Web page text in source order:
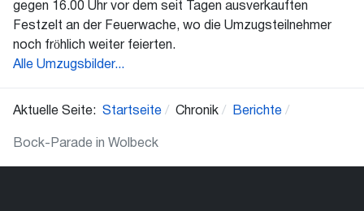
gegen 16.00 Uhr vor dem seit Tagen ausverkauften
Festzelt an der Feuerwache, wo die Umzugsteilnehmer
noch fröhlich weiter feierten.
Alle Umzugsbilder...
Aktuelle Seite: Startseite Chronik Berichte
Bock-Parade in Wolbeck